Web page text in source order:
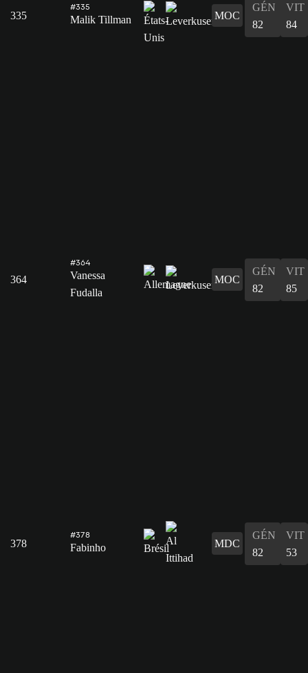
335
#335
Malik Tillman MOC
GÉN
82
VIT
84
364
#364
Vanessa
Fudalla
MOC
GÉN
82
VIT
85
378
#378
Fabinho MDC
GÉN
82
VIT
53